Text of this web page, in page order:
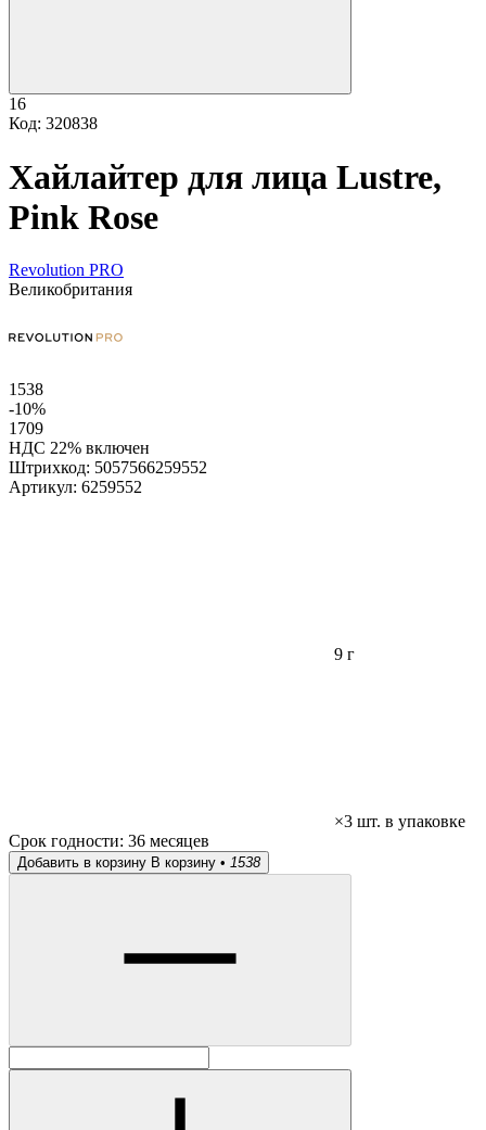
16
Код: 320838
Хайлайтер для лица Lustre,
Pink Rose
Revolution PRO
Великобритания
1538
-10%
1709
НДС 22% включен
Штрихкод: 5057566259552
Артикул: 6259552
9 г
×3 шт. в упаковке
Срок годности: 36 месяцев
Добавить в корзину В корзину • 1538